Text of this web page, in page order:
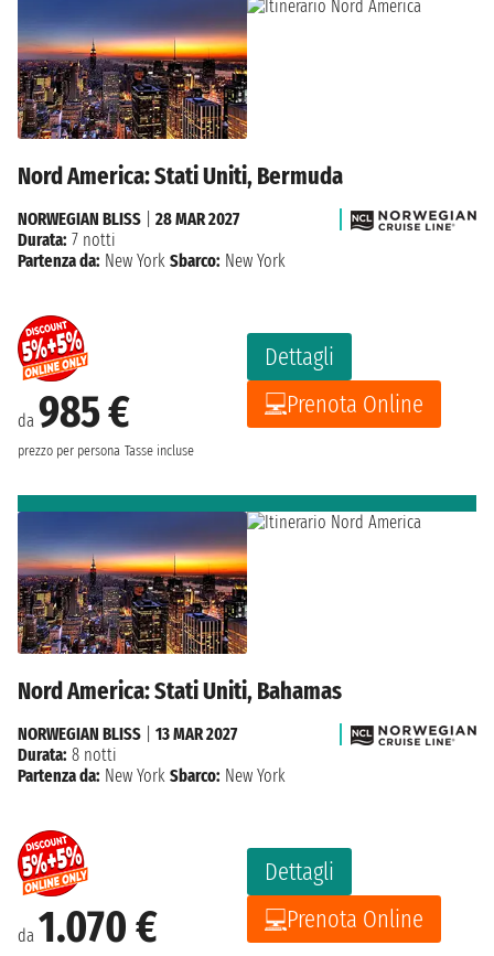
Nord America: Stati Uniti, Bermuda
da 985 €
prezzo per persona Tasse incluse
Dettagli
Prenota Online
NORWEGIAN BLISS
28 MAR 2027
Durata: 7 notti
Partenza da: New York Sbarco: New York
Nord America: Stati Uniti, Bahamas
da 1.070 €
Dettagli
Prenota Online
NORWEGIAN BLISS
13 MAR 2027
Durata: 8 notti
Partenza da: New York Sbarco: New York